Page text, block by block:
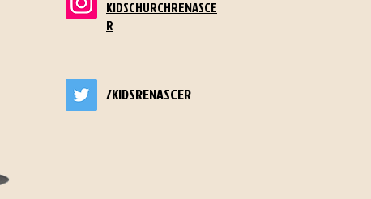
KIDSCHURCHRENASCE
R
/KIDSRENASCER